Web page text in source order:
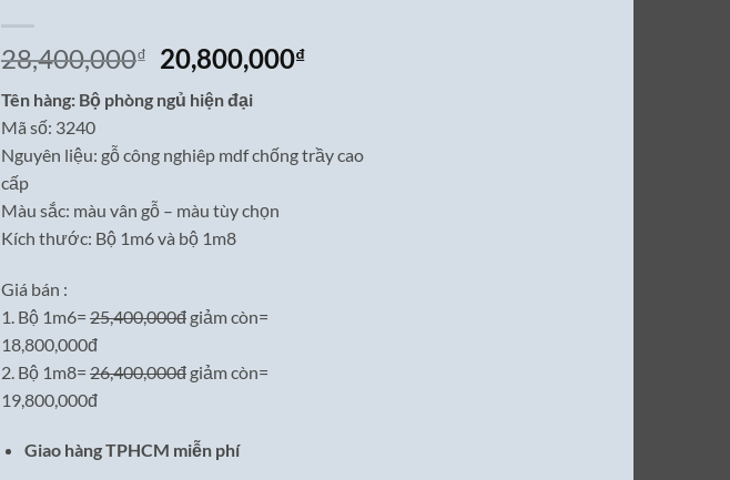
28,400,000₫
Giá
gốc
là:
20,800,000₫Giá
20,800,000₫.
Tên hàng: Bộ phòng ngủ hiện đại
Mã số: 3240
Nguyên liệu: gỗ công nghiêp mdf chống trầy cao
cấp
Màu sắc: màu vân gỗ – màu tùy chọn
Kích thước: Bộ 1m6 và bộ 1m8
Giá bán :
1. Bộ 1m6= 25,400,000đ giảm còn=
18,800,000đ
2. Bộ 1m8= 26,400,000đ giảm còn=
19,800,000đ
Giao hàng TPHCM miễn phí